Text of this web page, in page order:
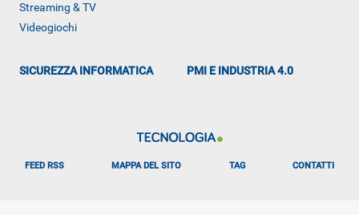
Streaming & TV
Videogiochi
SICUREZZA INFORMATICA PMI E INDUSTRIA 4.0
FEED RSS MAPPA DEL SITO TAG CONTATTI